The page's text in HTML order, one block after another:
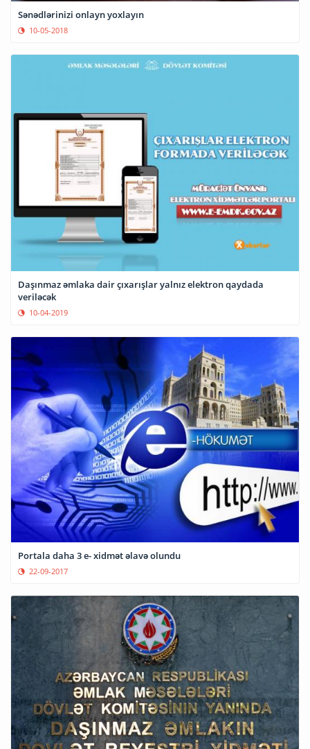
Sənədlərinizi onlayn yoxlayın
10-05-2018
Daşınmaz əmlaka dair çıxarışlar yalnız elektron qaydada
veriləcək
10-04-2019
Portala daha 3 e- xidmət əlavə olundu
22-09-2017